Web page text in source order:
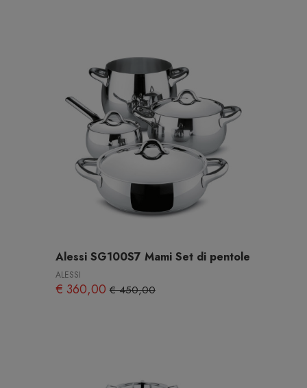
Alessi SG100S7 Mami Set di pentole
ALESSI
€ 360,00€ 450,00